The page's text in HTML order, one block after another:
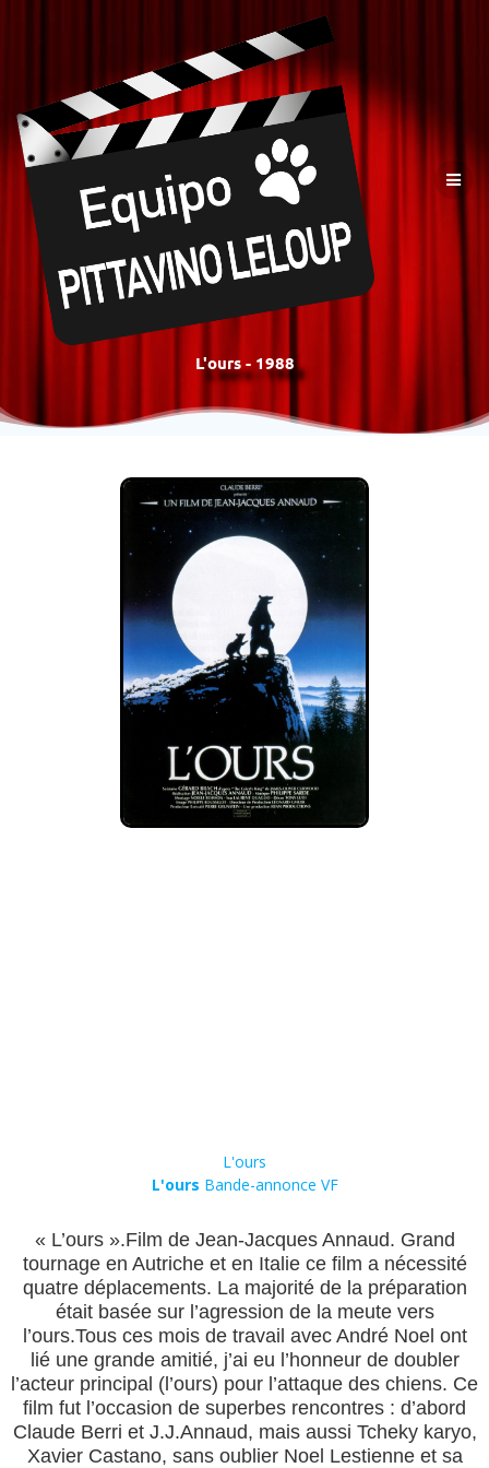
L'ours - 1988
L'ours
L'ours Bande-annonce VF
« L’ours ».Film de Jean-Jacques Annaud. Grand
tournage en Autriche et en Italie ce film a nécessité
quatre déplacements. La majorité de la préparation
était basée sur l’agression de la meute vers
l’ours.Tous ces mois de travail avec André Noel ont
lié une grande amitié, j’ai eu l’honneur de doubler
l’acteur principal (l’ours) pour l’attaque des chiens. Ce
film fut l’occasion de superbes rencontres : d’abord
Claude Berri et J.J.Annaud, mais aussi Tcheky karyo,
Xavier Castano, sans oublier Noel Lestienne et sa